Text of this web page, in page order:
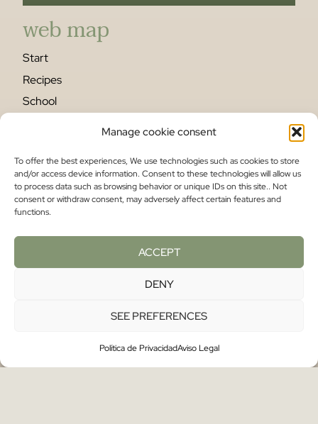
Manage cookie consent
To offer the best experiences, We use technologies such as cookies to store
and/or access device information. Consent to these technologies will allow us
to process data such as browsing behavior or unique IDs on this site.. Not
consent or withdraw consent, may adversely affect certain features and
functions.
ACCEPT
DENY
SEE PREFERENCES
Política de PrivacidadAviso Legal
web map
Start
Recipes
School
Contact
Legal
Legal warning
NURIA GARO© 2025 | WEB DESIGN AND
DEVELOPMENTBGIMENO STUDIO